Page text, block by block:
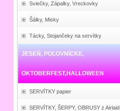
Sviečky, Zápalky, Vreckovky
Šálky, Misky
Tácky, Stojančeky na servítky
JESEŇ, POĽOVNÍCKE,
OKTOBERFEST,HALLOWEEN
SERVÍTKY papier
SERVÍTKY, ŠERPY, OBRUSY z Airlaid